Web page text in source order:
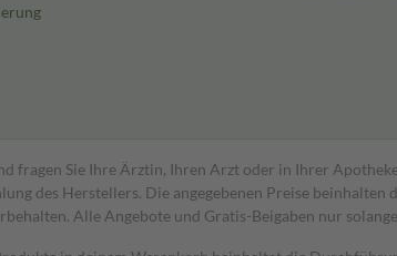
fragen Sie Ihre Ärztin, Ihren Arzt oder in Ihrer
des Herstellers. Die angegebenen Preise beinhalten
Alle Angebote und Gratis-Beigaben nur